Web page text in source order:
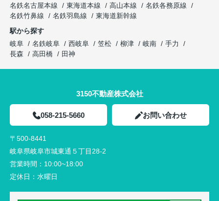
名鉄名古屋本線
東海道本線 高山本線
名鉄各務原線
名鉄竹鼻線
名鉄羽島線
東海道新幹線
駅から探す
岐阜
名鉄岐阜 西岐阜 笠松 柳津 岐南
手力
長森
高田橋 田神
3150不動産株式会社
058-215-5660 お問い合わせ
〒500-8441
岐阜県岐阜市城東通５丁目28-2
営業時間： 10:00~18:00
定休日： 水曜日